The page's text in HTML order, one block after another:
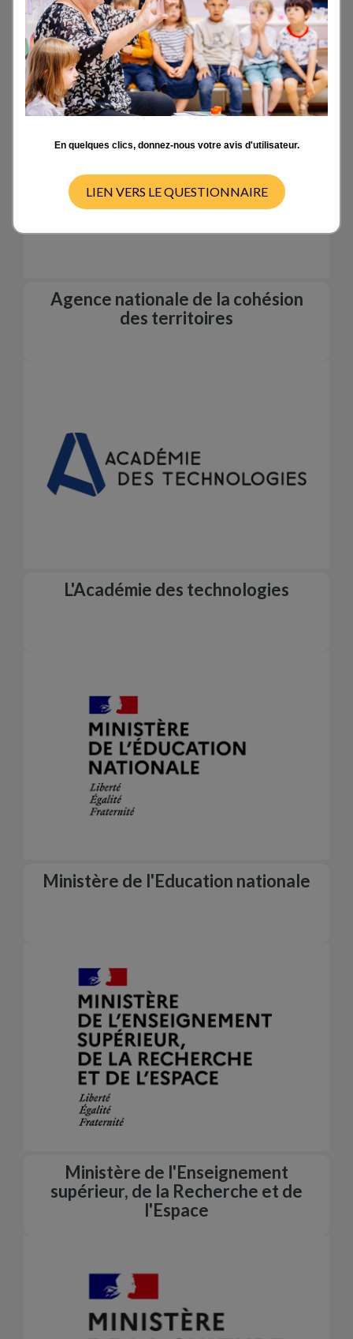
Institutional partners
Agence nationale de la cohésion
des territoires
L'Académie des technologies
Ministère de l'Education nationale
Ministère de l'Enseignement
supérieur, de la Recherche et de
l'Espace
En quelques clics, donnez-nous votre avis d'utilisateur.
LIEN VERS LE QUESTIONNAIRE